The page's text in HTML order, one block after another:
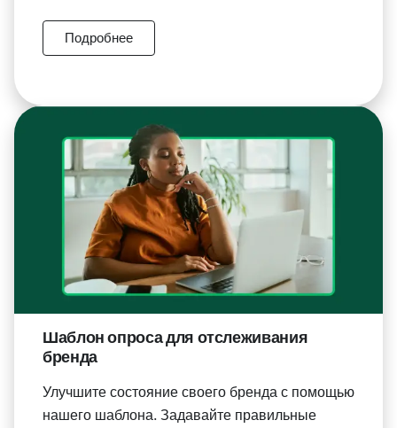
Подробнее
Шаблон опроса для отслеживания
бренда
Улучшите состояние своего бренда с помощью
нашего шаблона. Задавайте правильные